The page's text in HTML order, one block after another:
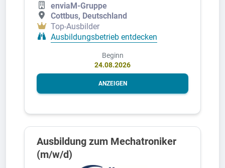
enviaM-Gruppe
Cottbus, Deutschland
Top-Ausbilder
Ausbildungsbetrieb entdecken
Beginn
24.08.2026
ANZEIGEN
Ausbildung zum Mechatroniker
(m/w/d)